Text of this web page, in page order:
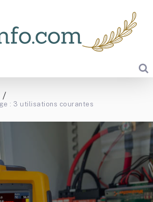
: 3 utilisations courantes